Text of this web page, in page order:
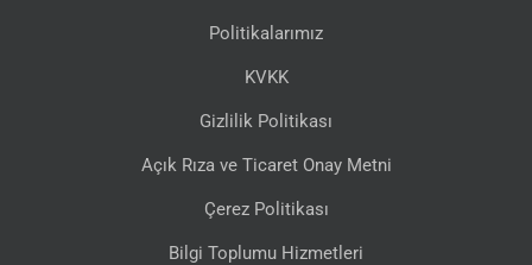
Politikalarımız
KVKK
Gizlilik Politikası
Açık Rıza ve Ticaret Onay Metni
Çerez Politikası
Bilgi Toplumu Hizmetleri